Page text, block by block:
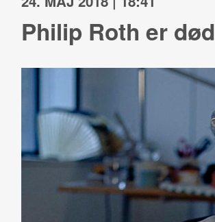
Philip Roth er død